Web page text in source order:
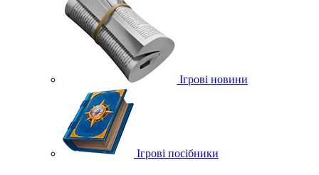
Ігрові новини
Ігрові посібники